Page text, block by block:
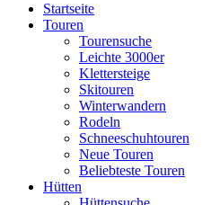
Startseite
Touren
Tourensuche
Leichte 3000er
Klettersteige
Skitouren
Winterwandern
Rodeln
Schneeschuhtouren
Neue Touren
Beliebteste Touren
Hütten